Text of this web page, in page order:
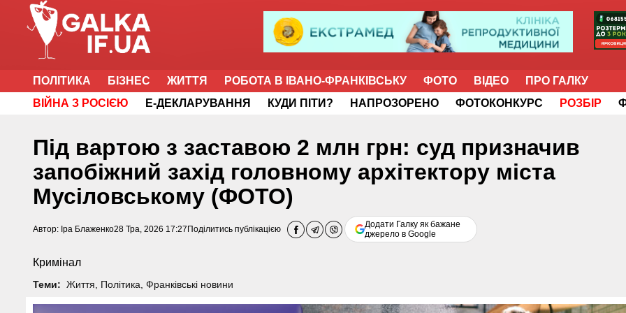
ПОЛІТИКА БІЗНЕС ЖИТТЯ РОБОТА В ІВАНО-ФРАНКІВСЬКУ ФОТО ВІДЕО
ПРО ГАЛКУ
ВІЙНА З РОСІЄЮ
Е-ДЕКЛАРУВАННЯ КУДИ ПІТИ? НАПРОЗОРЕНО ФОТОКОНКУРС РОЗБІР
Під вартою з заставою 2 млн грн: суд призначив
запобіжний захід головному архітектору міста
Мусіловському (ФОТО)
Автор: Іра Блаженко28 Тра, 2026 17:27 Поділитись публікацією
Додати Галку як бажане
джерело в Google
Кримінал
Теми: Життя Політика Франківські новини